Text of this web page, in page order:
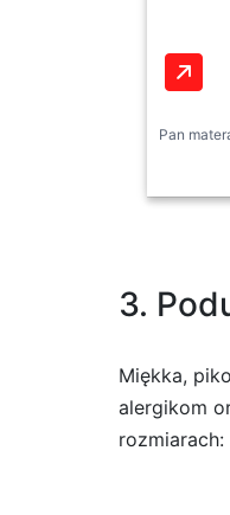
Pan
3.
Miękka,
alergikom
rozmiarach: